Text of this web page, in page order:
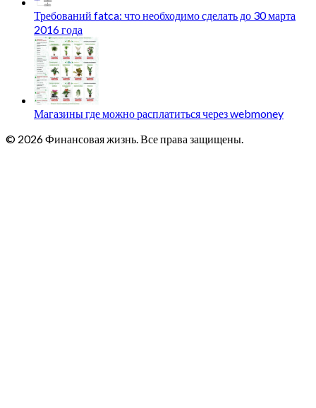
Требований fatca: что необходимо сделать до 30 марта
2016 года
Магазины где можно расплатиться через webmoney
© 2026 Финансовая жизнь. Все права защищены.